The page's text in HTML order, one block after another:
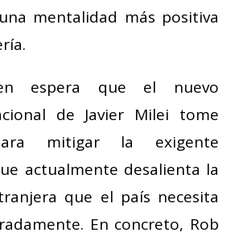
mentalidad más positiva
espera que el nuevo
de Javier Milei tome
mitigar la exigente
actualmente desalienta la
que el país necesita
En concreto, Rob